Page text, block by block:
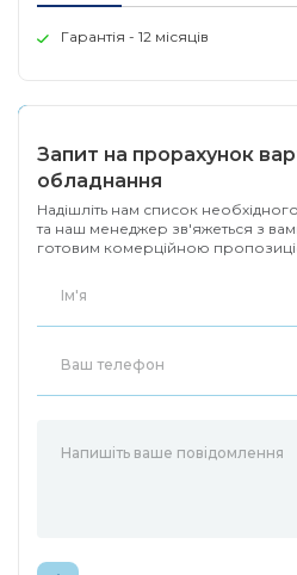
Гарантія - 12 місяців
Запит на прорахунок
обладнання
Надішліть нам список
та наш менеджер зв'яжеться з
готовим комерційною